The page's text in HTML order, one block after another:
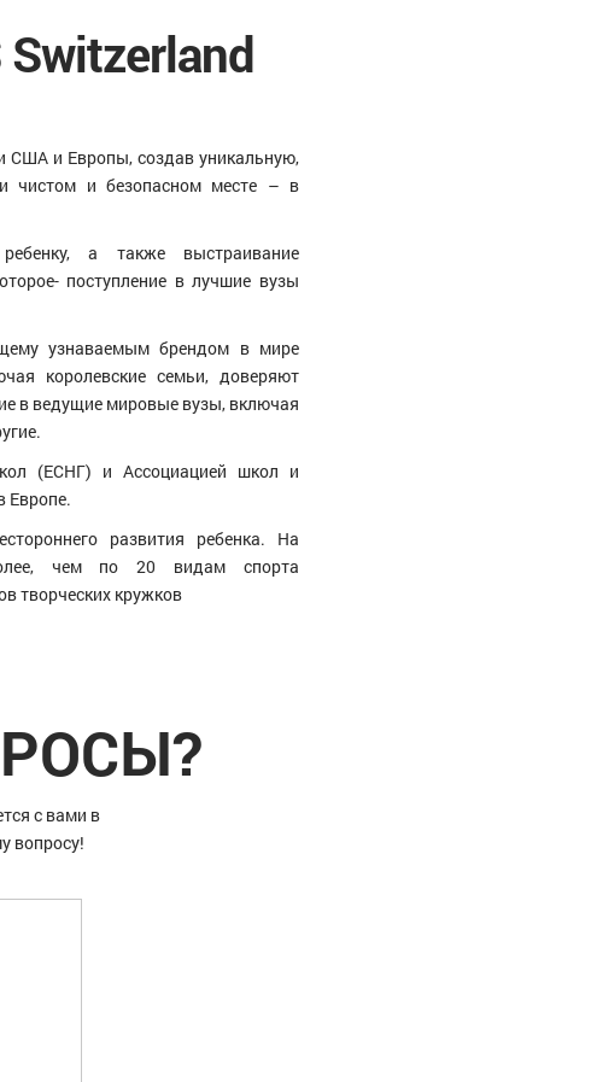
США и Европы, создав уникальную,
чистом и безопасном месте – в
а также выстраивание
поступление в лучшие вузы
узнаваемым брендом в мире
королевские семьи, доверяют
в ведущие мировые вузы, включая
(ЕСНГ) и Ассоциацией школ и
Европе.
развития ребенка. На
чем по 20 видам спорта
творческих кружков
с вами в
вопросу!